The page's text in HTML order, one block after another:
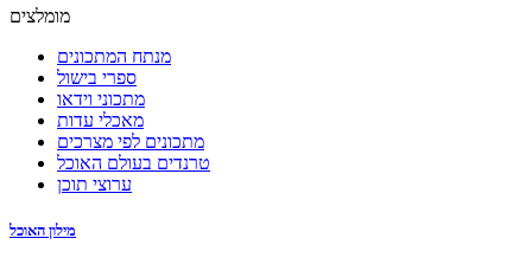
מומלצים
מנתח המתכונים
ספרי בישול
מתכוני וידאו
מאכלי עדות
מתכונים לפי מצרכים
טרנדים בעולם האוכל
ערוצי תוכן
מילון האוכל